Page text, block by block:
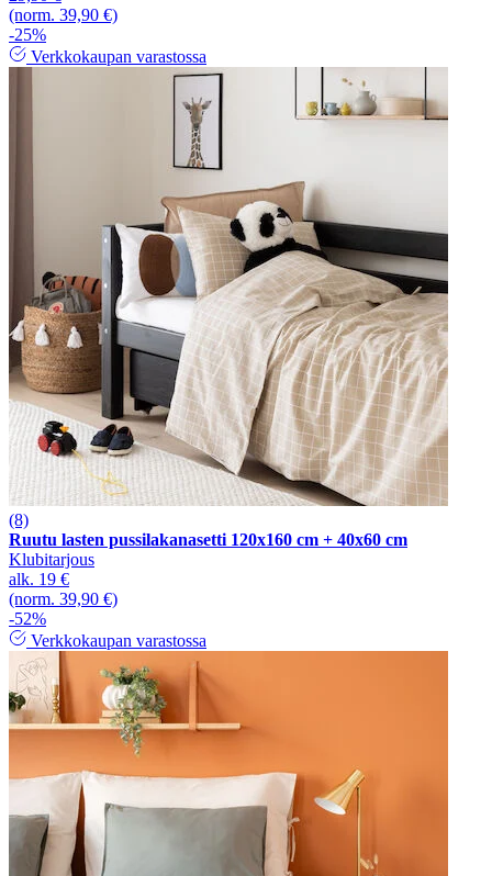
(norm. 39,90 €)
-25%
Verkkokaupan varastossa
(8)
Ruutu lasten pussilakanasetti 120x160 cm + 40x60 cm
Klubitarjous
alk. 19 €
(norm. 39,90 €)
-52%
Verkkokaupan varastossa